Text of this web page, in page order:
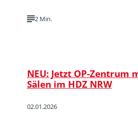
2 Min.
NEU: Jetzt OP-Zentrum
Sälen im HDZ NRW
02.01.2026